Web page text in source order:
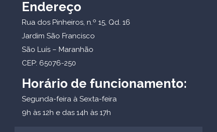
Endereço
Rua dos Pinheiros, n.º 15, Qd. 16
Jardim São Francisco
São Luís – Maranhão
CEP: 65076-250
Horário de funcionamento:
Segunda-feira à Sexta-feira
9h às 12h e das 14h às 17h